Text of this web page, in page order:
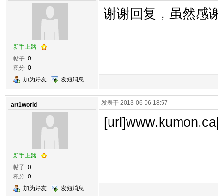
新手上路
帖子 0
积分 0
加为好友
发短消息
谢谢回复，虽然感
art1world
新手上路
帖子 0
积分 0
加为好友
发短消息
发表于 2013-06-06 18:57